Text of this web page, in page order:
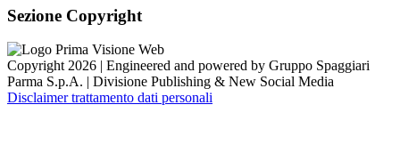
Sezione Copyright
Copyright 2026 | Engineered and powered by Gruppo Spaggiari
Parma S.p.A. | Divisione Publishing & New Social Media
Disclaimer trattamento dati personali